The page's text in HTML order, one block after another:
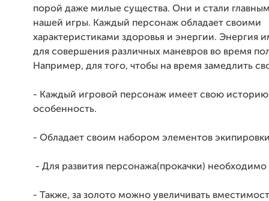
порой даже милые существа. Они и стали
нашей игры. Каждый персонаж обладает своими
характеристиками здоровья и энергии. Энергия
для совершения различных маневров во время
Например, для того, чтобы на время замедлить
- Каждый игровой персонаж имеет свою
особенность.
- Обладает своим набором элементов
- Для развития персонажа(прокачки) необходимо
- Также, за золото можно увеличивать